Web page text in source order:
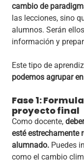
cambio de
las lecciones, sino
alumnos. Serán
información y
Este tipo de
podemos agrupar
Fase 1:
proyecto final
Como docente,
esté estrechamente
alumnado. Puedes
como el cambio